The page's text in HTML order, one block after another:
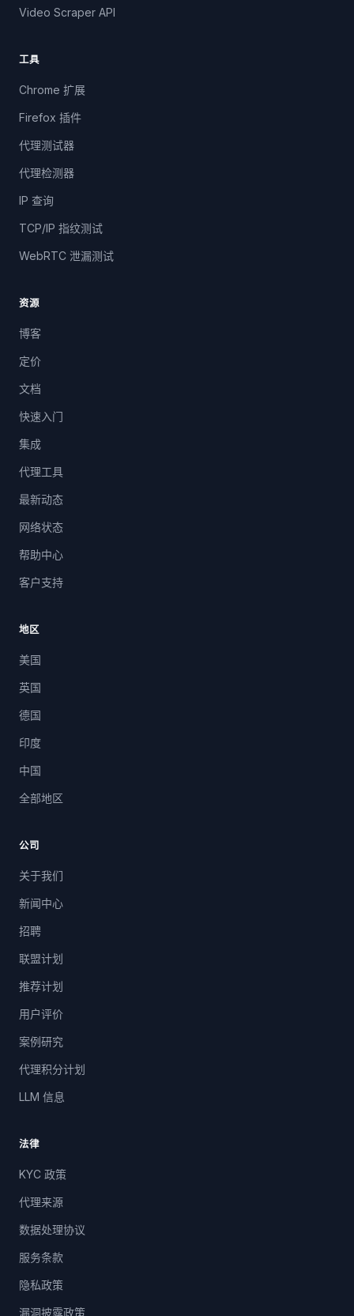
Video Scraper API
工具
Chrome 扩展
Firefox 插件
代理测试器
代理检测器
IP 查询
TCP/IP 指纹测试
WebRTC 泄漏测试
资源
博客
定价
文档
快速入门
集成
代理工具
最新动态
网络状态
帮助中心
客户支持
地区
美国
英国
德国
印度
中国
全部地区
公司
关于我们
新闻中心
招聘
联盟计划
推荐计划
用户评价
案例研究
代理积分计划
LLM 信息
法律
KYC 政策
代理来源
数据处理协议
服务条款
隐私政策
漏洞披露政策